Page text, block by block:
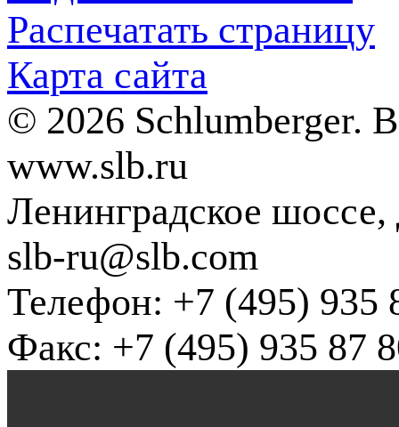
Распечатать страницу
Карта сайта
© 2026 Schlumberger.
www.slb.ru
Ленинградское
slb-ru@slb.com
Телефон: +7 (495) 935
Факс: +7 (495) 935 87